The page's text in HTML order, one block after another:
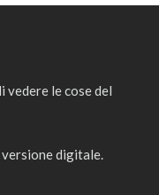
vedere le cose del
versione digitale.